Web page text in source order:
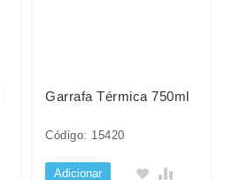
Garrafa Térmica 750ml
Código: 15420
Adicionar